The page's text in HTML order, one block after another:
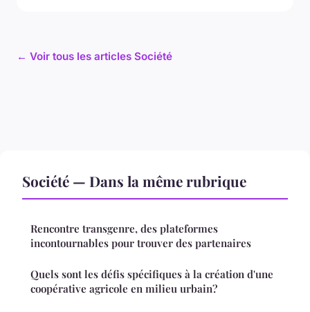
← Voir tous les articles Société
Société — Dans la même rubrique
Rencontre transgenre, des plateformes
incontournables pour trouver des partenaires
Quels sont les défis spécifiques à la création d'une
coopérative agricole en milieu urbain?